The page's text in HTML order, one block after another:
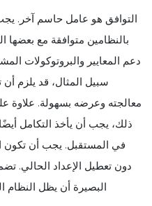
التوافق هو عامل حاسم آخر.
بالنظامين متوافقة مع بعضها
دعم المعايير والبروتوكولات
سبيل المثال، قد يلزم أن
ذلك، يجب أن يأخذ التكامل أيضًا
في المستقبل. يجب أن تكون
البصيرة أن يظل النظام